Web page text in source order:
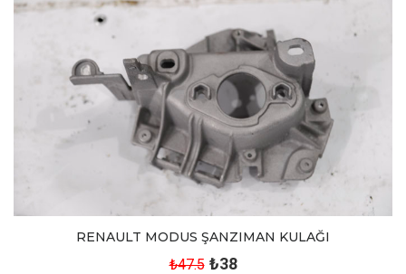
RENAULT MODUS ŞANZIMAN KULAĞI
₺47.5 ₺38